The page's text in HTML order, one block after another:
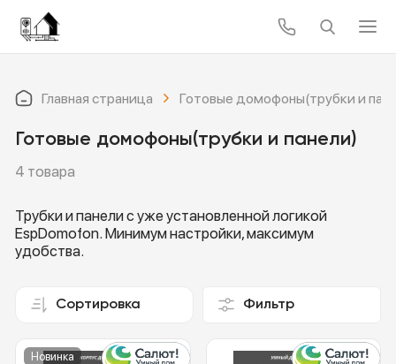
Главная страница Готовые домофоны(трубки и
Готовые домофоны(трубки и панели)
4 товара
Трубки и панели с уже установленной логикой
EspDomofon. Минимум настройки, максимум
удобства.
Сортировка Фильтр
Новинка